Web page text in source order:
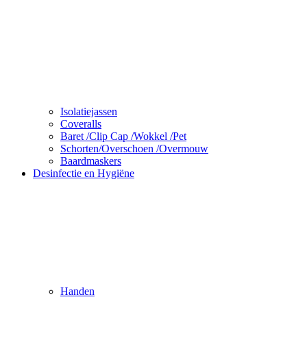
Isolatiejassen
Coveralls
Baret /Clip Cap /Wokkel /Pet
Schorten/Overschoen /Overmouw
Baardmaskers
Desinfectie en Hygiëne
Handen